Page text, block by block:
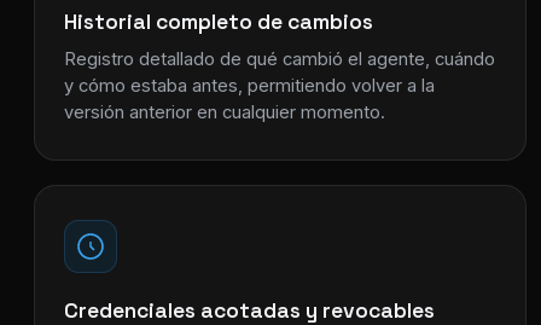
Historial completo de cambios
Registro detallado de qué cambió el agente, cuándo
y cómo estaba antes, permitiendo volver a la
versión anterior en cualquier momento.
Credenciales acotadas y revocables